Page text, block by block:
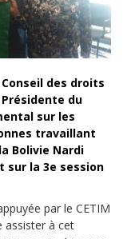
des droits
Présidente du
sur les
travaillant
Bolivie Nardi
sur la 3e session
par le CETIM
assister à cet